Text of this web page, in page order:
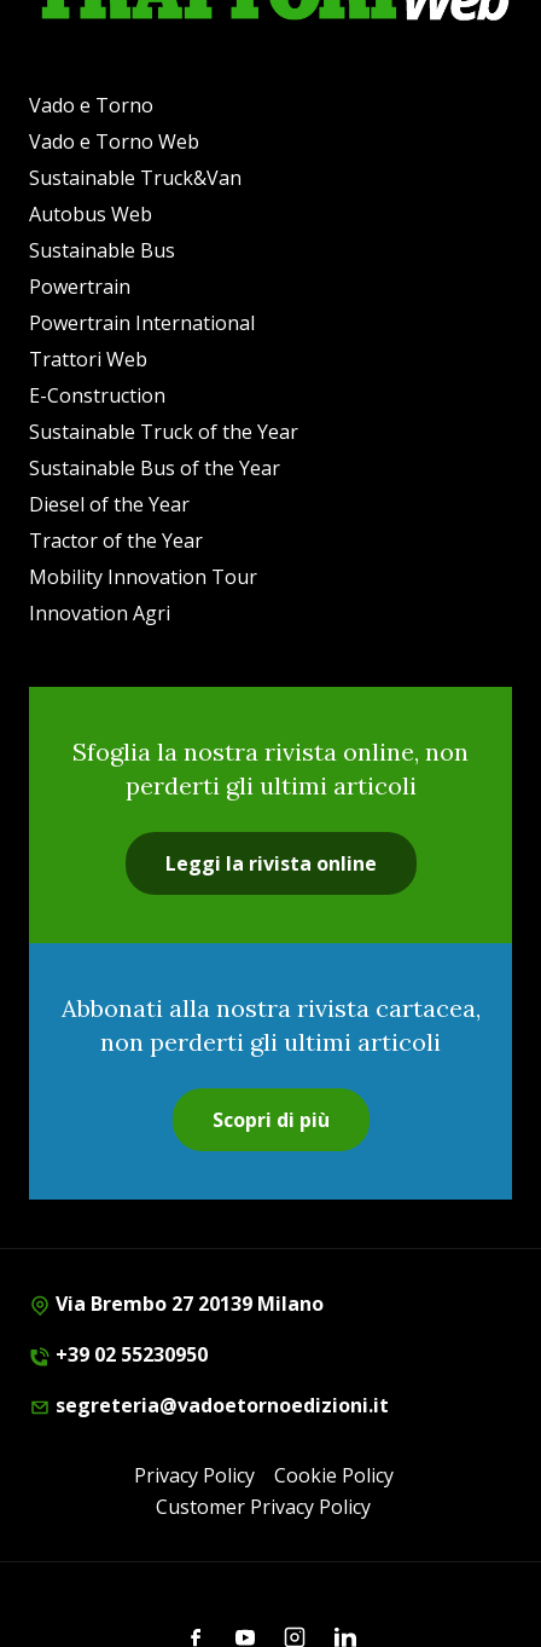
Vado e Torno
Vado e Torno Web
Sustainable Truck&Van
Autobus Web
Sustainable Bus
Powertrain
Powertrain International
Trattori Web
E-Construction
Sustainable Truck of the Year
Sustainable Bus of the Year
Diesel of the Year
Tractor of the Year
Mobility Innovation Tour
Innovation Agri
Sfoglia la nostra rivista online, non
perderti gli ultimi articoli
Leggi la rivista online
Abbonati alla nostra rivista cartacea,
non perderti gli ultimi articoli
Scopri di più
Via Brembo 27 20139 Milano
+39 02 55230950
segreteria@vadoetornoedizioni.it
Privacy Policy
Cookie Policy
Customer Privacy Policy
FacebookYoutubeInstagramLinkedin